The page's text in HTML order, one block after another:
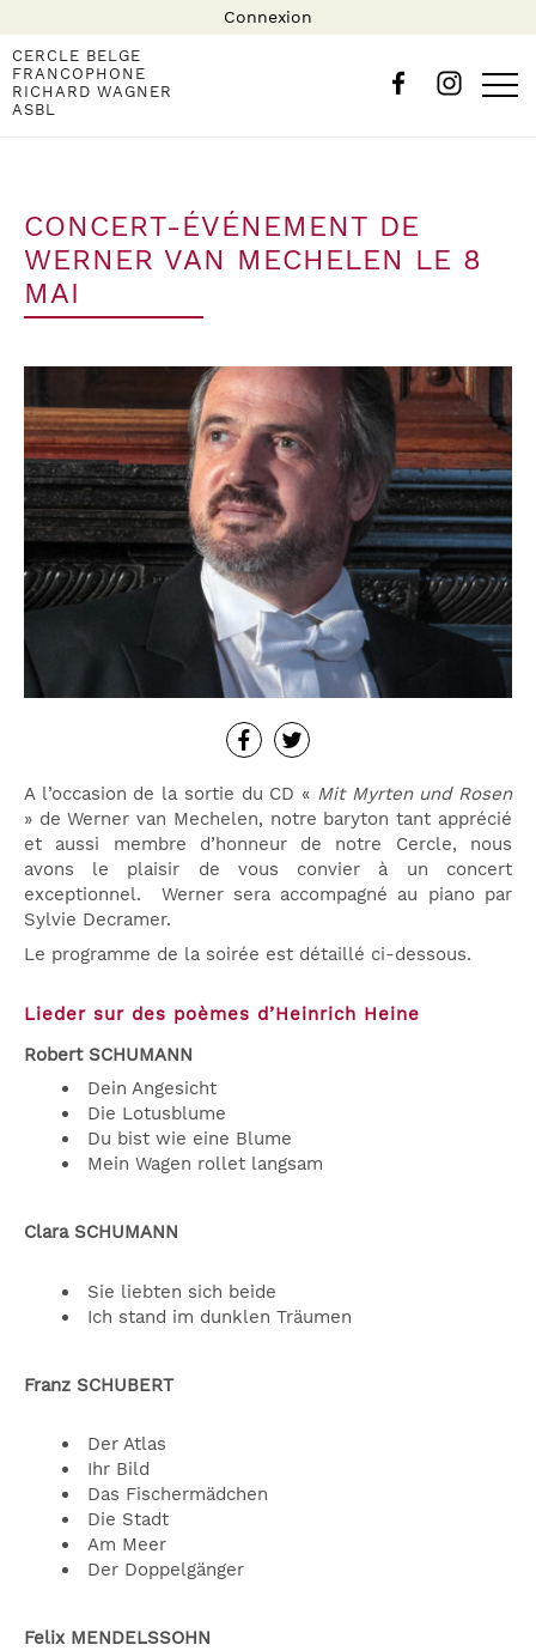
Connexion
CERCLE BELGE
FRANCOPHONE
RICHARD WAGNER
ASBL
CONCERT-ÉVÉNEMENT DE
WERNER VAN MECHELEN LE 8
MAI
A l’occasion de la sortie du CD « Mit Myrten und Rosen
» de Werner van Mechelen, notre baryton tant apprécié
et aussi membre d’honneur de notre Cercle, nous
avons le plaisir de vous convier à un concert
exceptionnel. Werner sera accompagné au piano par
Sylvie Decramer.
Le programme de la soirée est détaillé ci-dessous.
Lieder sur des poèmes d’Heinrich Heine
Robert SCHUMANN
Dein Angesicht
Die Lotusblume
Du bist wie eine Blume
Mein Wagen rollet langsam
Clara SCHUMANN
Sie liebten sich beide
Ich stand im dunklen Träumen
Franz SCHUBERT
Der Atlas
Ihr Bild
Das Fischermädchen
Die Stadt
Am Meer
Der Doppelgänger
Felix MENDELSSOHN